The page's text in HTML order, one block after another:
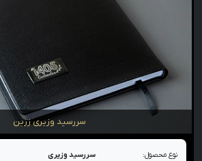
سررسید وزیری زرین
نوع محصول: سررسید وزیری